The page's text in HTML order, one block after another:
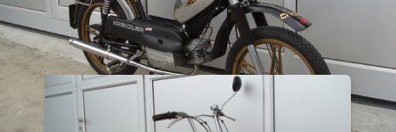
Occasion Mofa KREIDLER MF 21